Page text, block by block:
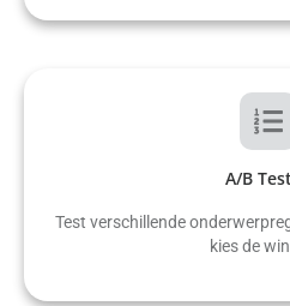
A/B
Test verschillende
kies de